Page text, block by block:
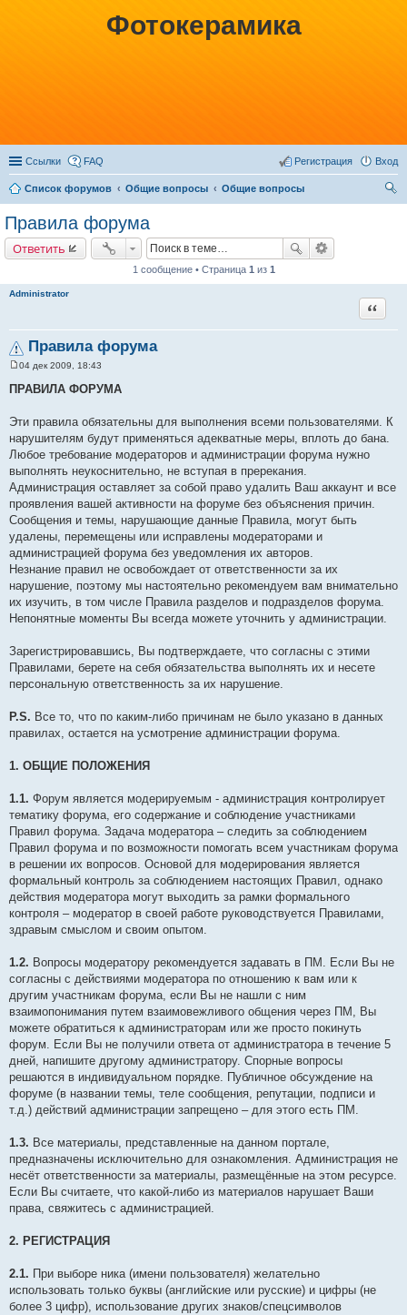
Фотокерамика
Ссылки FAQ Вход
Регистрация
Список форумов Общие вопросы
Общие вопросы
Правила форума
Ответить
1 сообщение • Страница 1 из 1
Administrator
Правила форума
Цитата
о
о
е
н
е
04 дек 2009, 18:43
ПРАВИЛА ФОРУМА
Эти правила обязательны для выполнения всеми пользователями. К
нарушителям будут применяться адекватные меры, вплоть до бана.
Любое требование модераторов и администрации форума нужно
выполнять неукоснительно, не вступая в пререкания.
Администрация оставляет за собой право удалить Ваш аккаунт и все
проявления вашей активности на форуме без объяснения причин.
Сообщения и темы, нарушающие данные Правила, могут быть
удалены, перемещены или исправлены модераторами и
администрацией форума без уведомления их авторов.
Незнание правил не освобождает от ответственности за их
нарушение, поэтому мы настоятельно рекомендуем вам внимательно
их изучить, в том числе Правила разделов и подразделов форума.
Непонятные моменты Вы всегда можете уточнить у администрации.
Зарегистрировавшись, Вы подтверждаете, что согласны с этими
Правилами, берете на себя обязательства выполнять их и несете
персональную ответственность за их нарушение.
P.S. Все то, что по каким-либо причинам не было указано в данных
правилах, остается на усмотрение администрации форума.
1. ОБЩИЕ ПОЛОЖЕНИЯ
1.1. Форум является модерируемым - администрация контролирует
тематику форума, его содержание и соблюдение участниками
Правил форума. Задача модератора – следить за соблюдением
Правил форума и по возможности помогать всем участникам форума
в решении их вопросов. Основой для модерирования является
формальный контроль за соблюдением настоящих Правил, однако
действия модератора могут выходить за рамки формального
контроля – модератор в своей работе руководствуется Правилами,
здравым смыслом и своим опытом.
1.2. Вопросы модератору рекомендуется задавать в ПМ. Если Вы не
согласны с действиями модератора по отношению к вам или к
другим участникам форума, если Вы не нашли с ним
взаимопонимания путем взаимовежливого общения через ПМ, Вы
можете обратиться к администраторам или же просто покинуть
форум. Если Вы не получили ответа от администратора в течение 5
дней, напишите другому администратору. Спорные вопросы
решаются в индивидуальном порядке. Публичное обсуждение на
форуме (в названии темы, теле сообщения, репутации, подписи и
т.д.) действий администрации запрещено – для этого есть ПМ.
1.3. Все материалы, представленные на данном портале,
предназначены исключительно для ознакомления. Администрация не
несёт ответственности за материалы, размещённые на этом ресурсе.
Если Вы считаете, что какой-либо из материалов нарушает Ваши
права, свяжитесь с администрацией.
2. РЕГИСТРАЦИЯ
2.1. При выборе ника (имени пользователя) желательно
использовать только буквы (английские или русские) и цифры (не
более 3 цифр), использование других знаков/спецсимволов